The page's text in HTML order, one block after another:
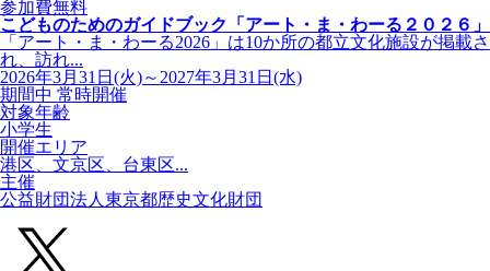
参加費無料
こどものためのガイドブック「アート・ま・わーる２０２６」
「アート・ま・わーる2026」は10か所の都立文化施設が掲載さ
れ、訪れ...
2026年3月31日(火)～2027年3月31日(水)
期間中 常時開催
対象年齢
小学生
開催エリア
港区、文京区、台東区...
主催
公益財団法人東京都歴史文化財団